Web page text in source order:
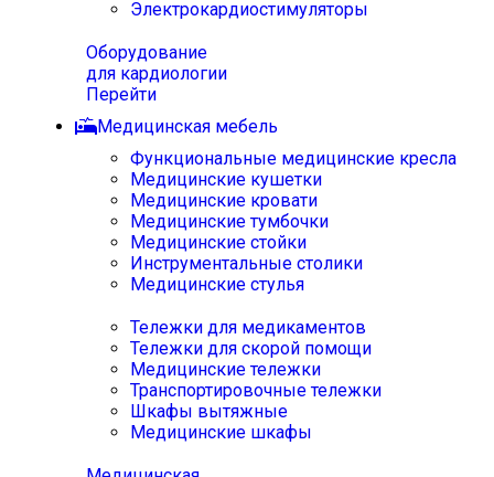
Электрокардиостимуляторы
Оборудование
для кардиологии
Перейти
Медицинская мебель
Функциональные медицинские кресла
Медицинские кушетки
Медицинские кровати
Медицинские тумбочки
Медицинские стойки
Инструментальные столики
Медицинские стулья
Тележки для медикаментов
Тележки для скорой помощи
Медицинские тележки
Транспортировочные тележки
Шкафы вытяжные
Медицинские шкафы